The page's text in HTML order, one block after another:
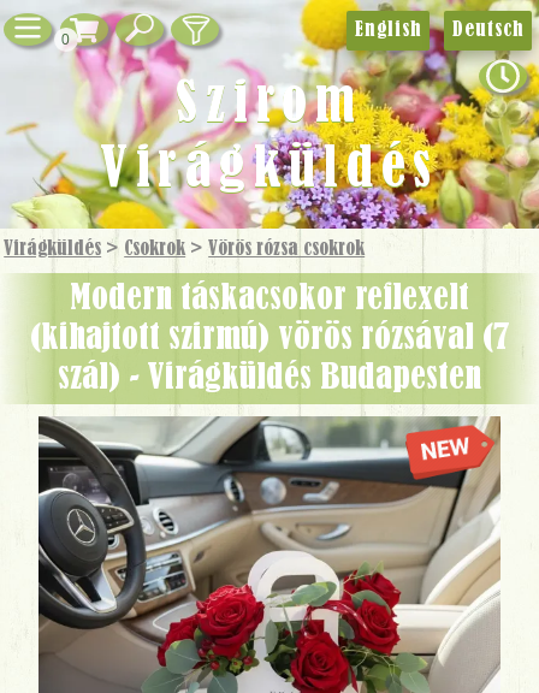
0
Virágküldés > Csokrok > Vörös rózsa csokrok
Modern táskacsokor reflexelt
(kihajtott szirmú) vörös rózsával (7
szál) - Virágküldés Budapesten
English Deutsch
Szirom
Virágküldés